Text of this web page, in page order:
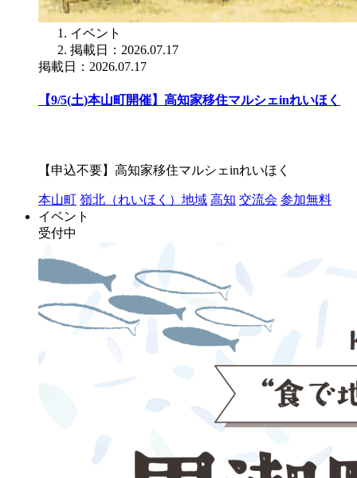
イベント
掲載日：2026.07.17
掲載日：2026.07.17
【9/5(土)本山町開催】高知家移住マルシェinれいほく
【申込不要】高知家移住マルシェinれいほく
本山町 嶺北（れいほく）地域 高知 交流会 参加無料
イベント
受付中